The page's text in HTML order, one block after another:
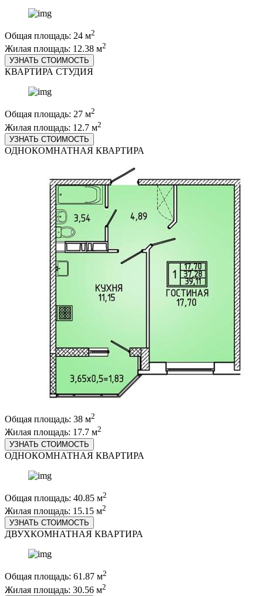
Общая площадь: 24 м2
Жилая площадь: 12.38 м2
УЗНАТЬ СТОИМОСТЬ
КВАРТИРА СТУДИЯ
Общая площадь: 27 м2
Жилая площадь: 12.7 м2
УЗНАТЬ СТОИМОСТЬ
ОДНОКОМНАТНАЯ КВАРТИРА
Общая площадь: 38 м2
Жилая площадь: 17.7 м2
УЗНАТЬ СТОИМОСТЬ
ОДНОКОМНАТНАЯ КВАРТИРА
Общая площадь: 40.85 м2
Жилая площадь: 15.15 м2
УЗНАТЬ СТОИМОСТЬ
ДВУХКОМНАТНАЯ КВАРТИРА
Общая площадь: 61.87 м2
Жилая площадь: 30.56 м2